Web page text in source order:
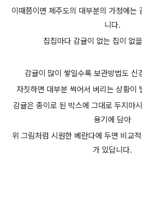
이때쯤이면 제주도의 대부분의 가정에는
니다.
집집마다 감귤이 없는 집이 없
감귤이 많이 쌓일수록 보관방법도 신
자칫하면 대부분 썩어서 버리는 상황이
감귤은 종이로 된 박스에 그대로 두지마
용기에 담아
위 그림처럼 시원한 베란다에 두면 비교
가 있답니다.